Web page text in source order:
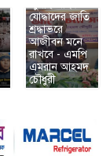
যোদ্ধাদের জাতি
শ্রদ্ধাভরে
আজীবন মনে
রাখবে - এমপি
এমরান আহমদ
চৌধুরী